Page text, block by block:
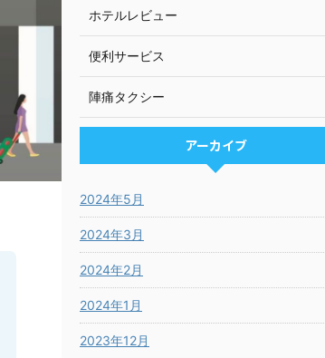
ホテルレビュー
便利サービス
陣痛タクシー
アーカイブ
2024年5月
2024年3月
2024年2月
2024年1月
2023年12月